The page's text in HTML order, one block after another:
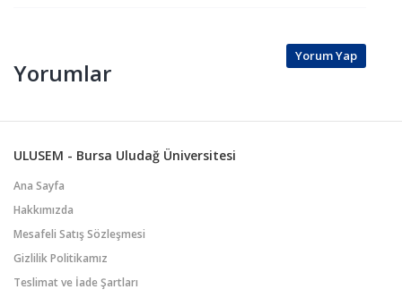
Yorumlar
Yorum Yap
ULUSEM - Bursa Uludağ Üniversitesi
Ana Sayfa
Hakkımızda
Mesafeli Satış Sözleşmesi
Gizlilik Politikamız
Teslimat ve İade Şartları